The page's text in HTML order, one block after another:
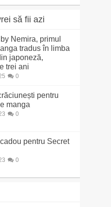
să fii azi
Nemira, primul
tradus în limba
japoneză,
trei ani
0
pentru
manga
0
pentru Secret
0